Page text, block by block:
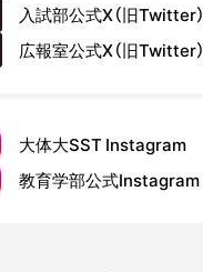
入試部公式X（旧Twitter）
広報室公式X（旧Twitter）
大体大SST Instagram
教育学部公式Instagram